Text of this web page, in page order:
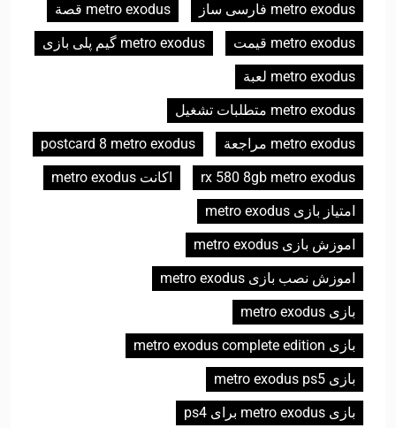
metro exodus فارسی ساز
metro exodus قصة
metro exodus قیمت
metro exodus گیم پلی بازی
metro exodus لعبة
metro exodus متطلبات تشغيل
metro exodus مراجعة
postcard 8 metro exodus
rx 580 8gb metro exodus
اکانت metro exodus
امتیاز بازی metro exodus
اموزش بازی metro exodus
اموزش نصب بازی metro exodus
بازی metro exodus
بازی metro exodus complete edition
بازی metro exodus ps5
بازی metro exodus برای ps4